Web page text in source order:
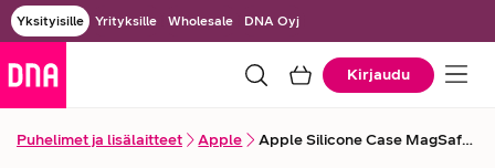
Yksityisille Yrityksille Wholesale DNA Oyj
Kirjaudu
Puhelimet ja lisälaitteet Apple Apple Silicone Case MagSafe -suojakuori iPhone 17 Pro -puhelimelle